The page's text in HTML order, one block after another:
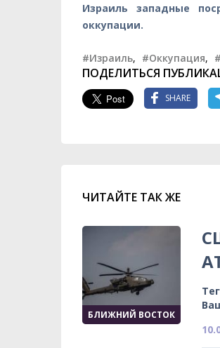
Израиль западные
оккупации.
#Израиль, #Оккупация,
ПОДЕЛИТЬСЯ
SHARE
ЧИТАЙТЕ ТАК ЖЕ
БЛИЖНИЙ ВОСТОК